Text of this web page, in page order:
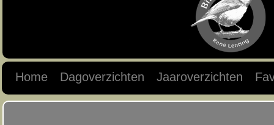
Home Dagoverzichten Jaaroverzichten